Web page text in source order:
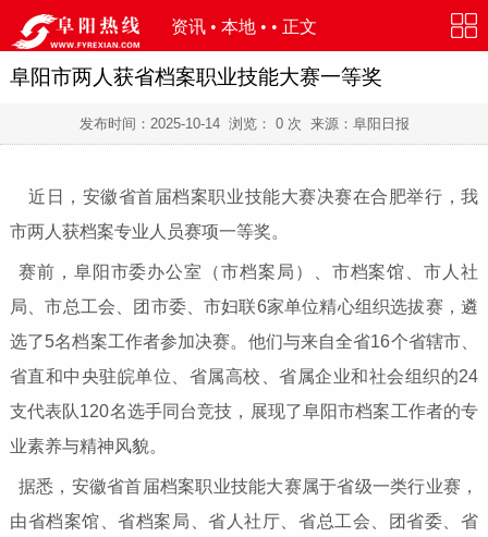
资讯 • 本地 • • 正文
阜阳市两人获省档案职业技能大赛一等奖
发布时间： 2025-10-14浏览： 0次 来源：阜阳日报
近日，安徽省首届档案职业技能大赛决赛在合肥举行，我
市两人获档案专业人员赛项一等奖。
赛前，阜阳市委办公室（市档案局）、市档案馆、市人社
局、市总工会、团市委、市妇联6家单位精心组织选拔赛，遴
选了5名档案工作者参加决赛。他们与来自全省16个省辖市、
省直和中央驻皖单位、省属高校、省属企业和社会组织的24
支代表队120名选手同台竞技，展现了阜阳市档案工作者的专
业素养与精神风貌。
据悉，安徽省首届档案职业技能大赛属于省级一类行业赛，
由省档案馆、省档案局、省人社厅、省总工会、团省委、省